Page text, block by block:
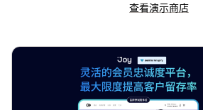
查看演示商店